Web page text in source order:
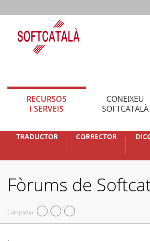
RECURSOS
I SERVEIS
CONEIXEU
SOFTCATALÀ
TRADUCTOR CORRECTOR
Fòrums de
Compartiu